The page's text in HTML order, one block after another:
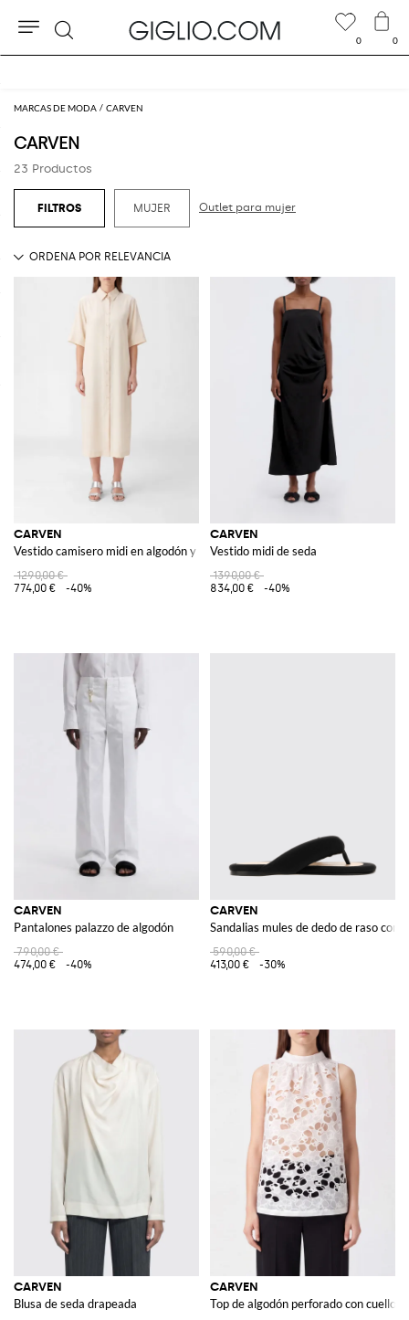
MARCAS DE MODA CARVEN
CARVEN
23 Productos
MUJER Outlet para mujer
CARVEN
Vestido camisero midi en algodón y seda con cuello francés
1290,00 €
774,00 €
-40%
CARVEN
Vestido midi de seda
1390,00 €
834,00 €
-40%
CARVEN
Pantalones palazzo de algodón
790,00 €
474,00 €
-40%
CARVEN
Sandalias mules de dedo de raso con
590,00 €
413,00 €
-30%
CARVEN
Blusa de seda drapeada
CARVEN
Top de algodón perforado con cuello
0 0
Buscar